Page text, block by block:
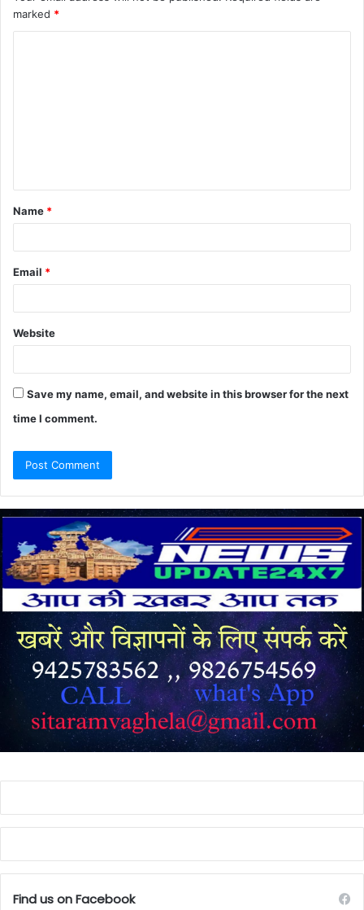
marked *
t
*
Name *
Email *
Website
Save my name, email, and website in this browser for the next
time I comment.
Find us on Facebook